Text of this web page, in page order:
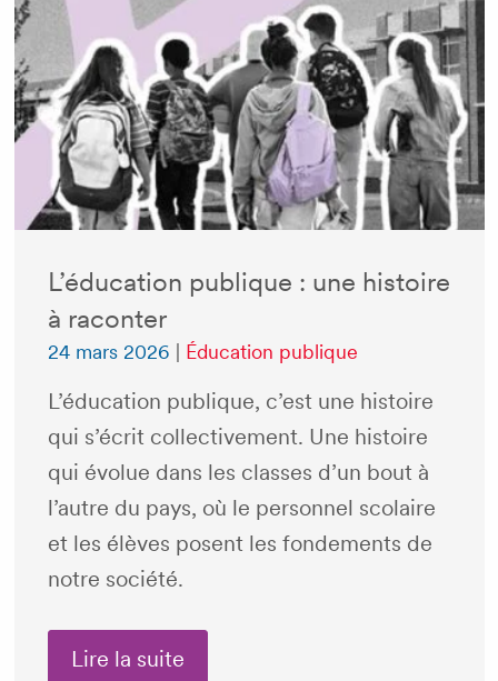
L’éducation publique : une histoire
à raconter
24 mars 2026 Éducation publique
L’éducation publique, c’est une histoire
qui s’écrit collectivement. Une histoire
qui évolue dans les classes d’un bout à
l’autre du pays, où le personnel scolaire
et les élèves posent les fondements de
notre société.
Lire la suite